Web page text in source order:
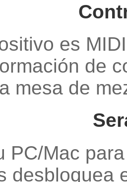
es
de
mesa de
PC/Mac
desbloquea